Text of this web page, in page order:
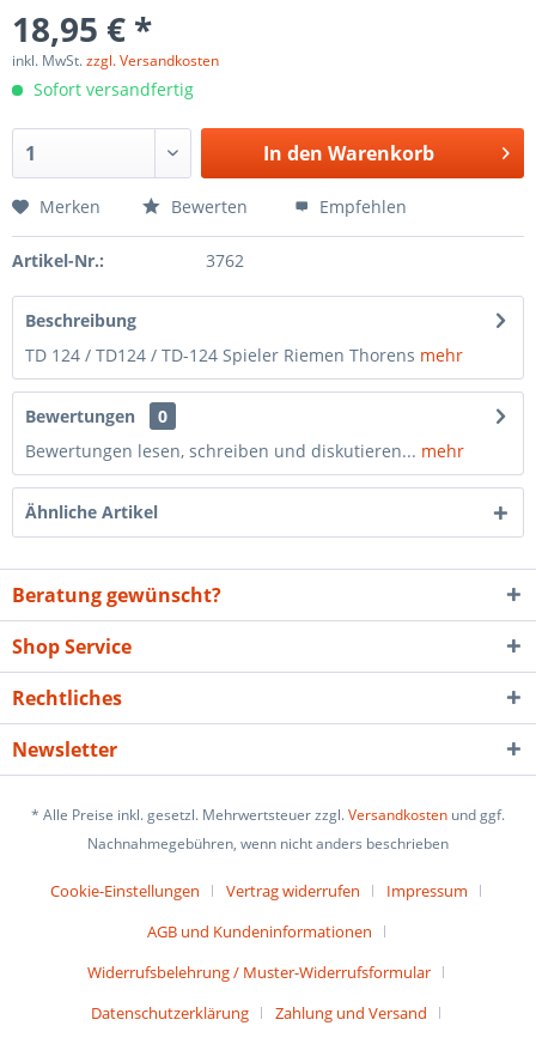
18,95 € *
inkl. MwSt.zzgl. Versandkosten
Sofort versandfertig
In den Warenkorb
Merken Bewerten Empfehlen
Artikel-Nr.: 3762
Beschreibung
TD 124 / TD124 / TD-124 Spieler Riemen Thorens mehr
Bewertungen
0
Bewertungen lesen, schreiben und diskutieren... mehr
Ähnliche Artikel
Beratung gewünscht?
Shop Service
Rechtliches
Newsletter
* Alle Preise inkl. gesetzl. Mehrwertsteuer zzgl.Versandkosten und ggf.
Nachnahmegebühren, wenn nicht anders beschrieben
Cookie-Einstellungen Vertrag widerrufen
Impressum
AGB und Kundeninformationen
Widerrufsbelehrung / Muster-Widerrufsformular
Datenschutzerklärung
Zahlung und Versand